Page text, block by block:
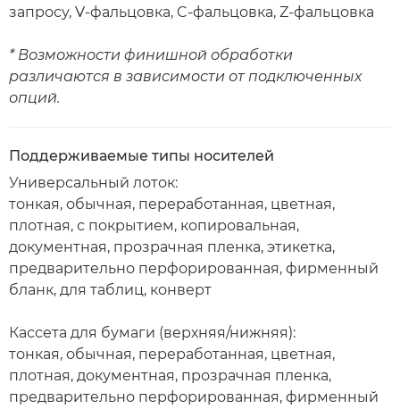
запросу, V-фальцовка, C-фальцовка, Z-фальцовка
* Возможности финишной обработки
различаются в зависимости от подключенных
опций.
Поддерживаемые типы носителей
Универсальный лоток:
тонкая, обычная, переработанная, цветная,
плотная, с покрытием, копировальная,
документная, прозрачная пленка, этикетка,
предварительно перфорированная, фирменный
бланк, для таблиц, конверт
Кассета для бумаги (верхняя/нижняя):
тонкая, обычная, переработанная, цветная,
плотная, документная, прозрачная пленка,
предварительно перфорированная, фирменный